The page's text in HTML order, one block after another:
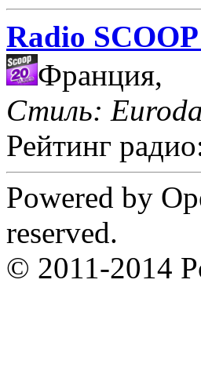
Radio
Франция,
Стиль:
Рейтинг
Powered by
reserved.
© 2011-2014